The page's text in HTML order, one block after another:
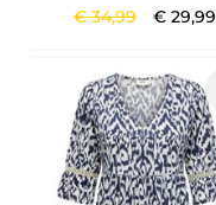
€34,99 €29,99